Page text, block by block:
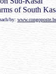
of South
by: